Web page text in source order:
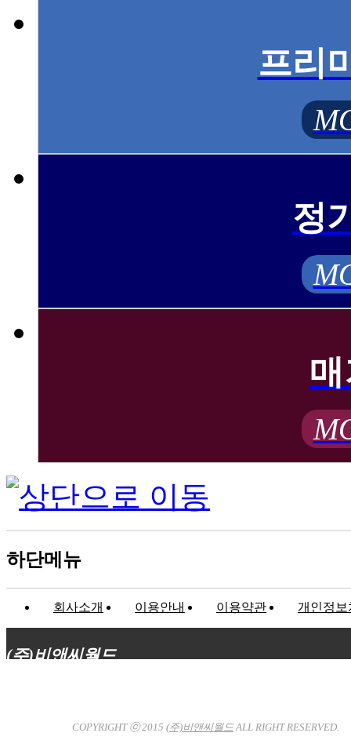
프리
정
하단메뉴
회사소개 이용안내 이용약관 개인정보
(주)비앤씨월드
COPYRIGHT ⓒ 2015 (주)비앤씨월드ALL RIGHT RESERVED.